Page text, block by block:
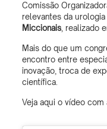
Comissão
relevantes da urologia
Miccionais, realizado
Mais do que um
encontro entre
inovação, troca de
científica.
Veja aqui o vídeo